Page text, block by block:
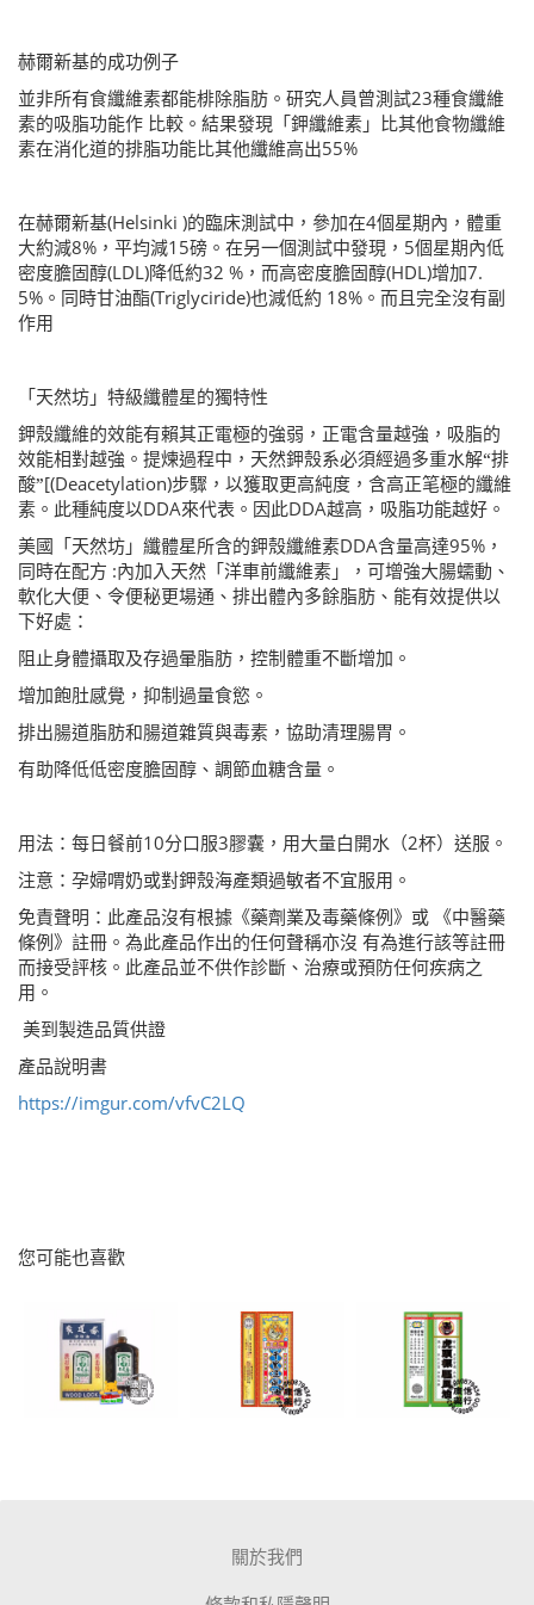
赫爾新基的成功例子
並非所有食纖維素都能棑除脂肪 。 研究人員曾測試23種食纖維
素的吸脂功能作 比較 。 結果發現 「鉀纖維素」比其他食物纖維
素在消化道的排脂功能比其他纖維高出55%
在赫爾新基(Helsinki )的臨床測試中，參加在4個星期內 ， 體重
大約減8% ， 平均減15磅。在另一個測試中發現， 5個星期內低
密度膽固醇(LDL)降低約32 % ，而高密度膽固醇(HDL)增加7.
5% 。同時甘油酯(Triglyciride)也減低約 18% 。而且完全沒有副
作用
「天然坊 」 特級纖體星的獨特性
鉀殼纖維的效能有賴其正電極的強弱，正電含量越強，吸脂的
效能相對越強。提煉過程中，天然鉀殼系必須經過多重水解“排
酸”[(Deacetylation)步驟，以獲取更高純度，含高正笔極的纖維
素。此種純度以DDA來代表。因此DDA越高，吸脂功能越好。
美國「天然坊」纖體星所含的鉀殼纖維素DDA含量高達95% ，
同時在配方 :內加入天然「洋車前纖維素」，可增強大腸蠕動、
軟化大便、令便秘更場通、排出體內多餘脂肪、能有效提供以
下好處：
阻止身體攝取及存過暈脂肪，控制體重不斷增加。
增加飽肚感覺，抑制過量食慾。
排出腸道脂肪和腸道雜質與毒素，協助清理腸胃。
有助降低低密度膽固醇、調節血糖含量。
用法：每日餐前10分口服3膠囊，用大量白開水（2杯）送服。
注意：孕婦喟奶或對鉀殼海產類過敏者不宜服用。
免責聲明：此產品沒有根據《藥劑業及毒藥條例》或 《中醫藥
條例》註冊。為此產品作出的任何聲稱亦沒 有為進行該等註冊
而接受評核。此產品並不供作診斷、治療或預防任何疾病之
用。
美到製造品質供證
產品說明書
https://imgur.com/vfvC2LQ
您可能也喜歡
關於我們